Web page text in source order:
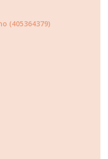
(405364379)